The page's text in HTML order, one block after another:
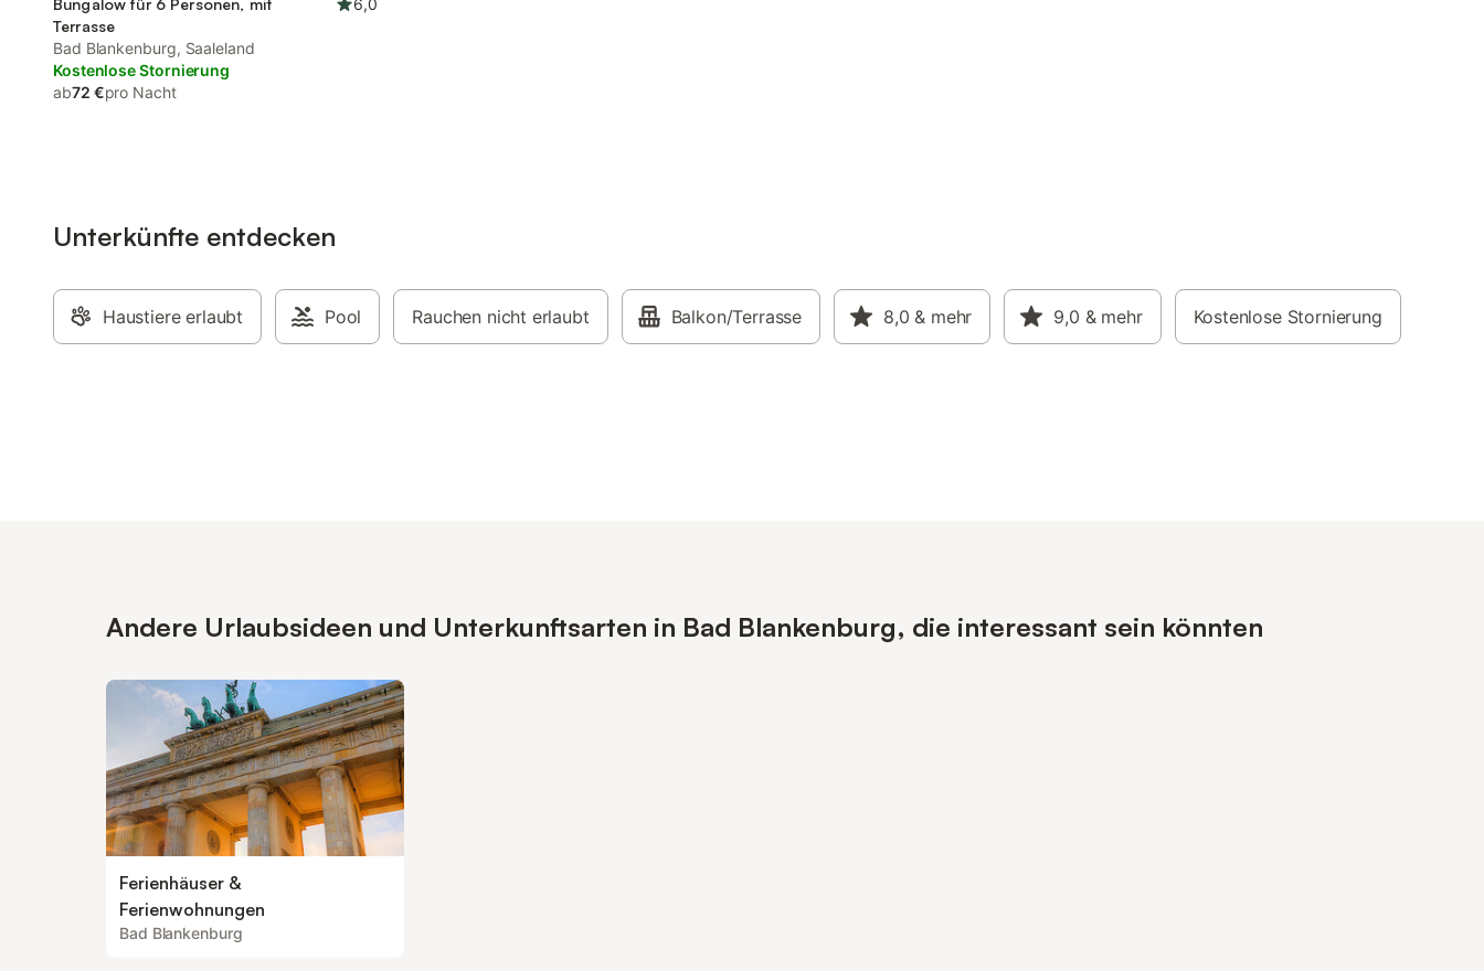
Bungalow für 6 Personen, mit
Terrasse
6,0
Bad Blankenburg, Saaleland
Kostenlose Stornierung
ab72 €pro Nacht
Unterkünfte entdecken
Haustiere erlaubt Pool Rauchen nicht erlaubt Balkon/Terrasse 8,0 & mehr 9,0 & mehr Kostenlose Stornierung
Andere Urlaubsideen und Unterkunftsarten in Bad Blankenburg, die interessant sein könnten
Ferienhäuser &
Ferienwohnungen
Bad Blankenburg